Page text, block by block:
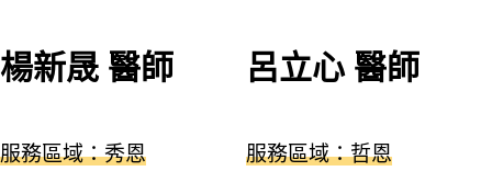
楊新晟 醫師 呂立心 醫師
服務區域：秀恩 服務區域：哲恩